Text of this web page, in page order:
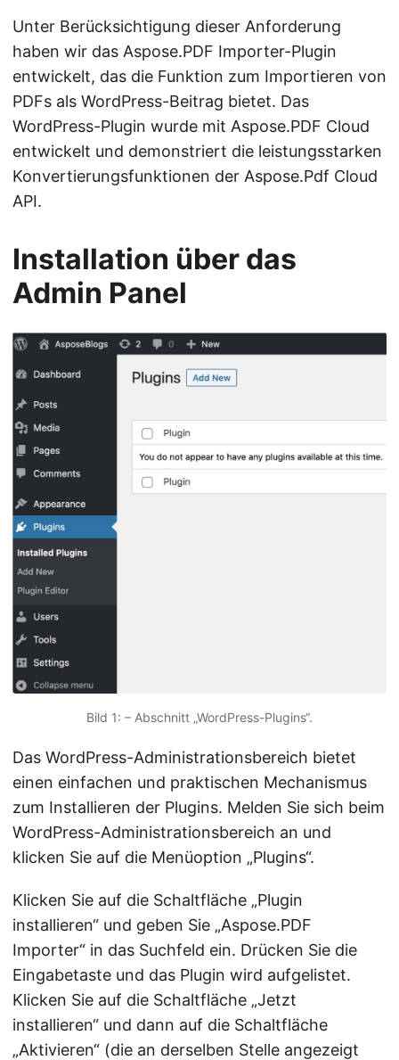
Unter Berücksichtigung dieser Anforderung
haben wir das Aspose.PDF Importer-Plugin
entwickelt, das die Funktion zum Importieren von
PDFs als WordPress-Beitrag bietet. Das
WordPress-Plugin wurde mit Aspose.PDF Cloud
entwickelt und demonstriert die leistungsstarken
Konvertierungsfunktionen der Aspose.Pdf Cloud
API.
Installation über das
Admin Panel
Bild 1: – Abschnitt „WordPress-Plugins“.
Das WordPress-Administrationsbereich bietet
einen einfachen und praktischen Mechanismus
zum Installieren der Plugins. Melden Sie sich beim
WordPress-Administrationsbereich an und
klicken Sie auf die Menüoption „Plugins“.
Klicken Sie auf die Schaltfläche „Plugin
installieren“ und geben Sie „Aspose.PDF
Importer“ in das Suchfeld ein. Drücken Sie die
Eingabetaste und das Plugin wird aufgelistet.
Klicken Sie auf die Schaltfläche „Jetzt
installieren“ und dann auf die Schaltfläche
„Aktivieren“ (die an derselben Stelle angezeigt